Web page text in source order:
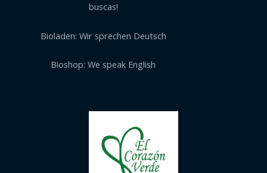
buscas!
Bioladen: Wir sprechen Deutsch
Bioshop: We speak English